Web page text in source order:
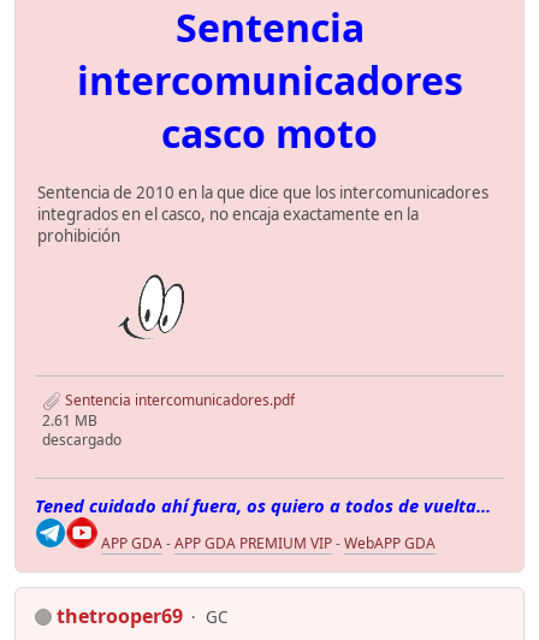
Sentencia
intercomunicadores
casco moto
Sentencia de 2010 en la que dice que los intercomunicadores
integrados en el casco, no encaja exactamente en la
prohibición
Sentencia intercomunicadores.pdf
2.61 MB
descargado
Tened cuidado ahí fuera, os quiero a todos de vuelta...
APP GDA-APP GDA PREMIUM VIP-WebAPP GDA
thetrooper69
GC